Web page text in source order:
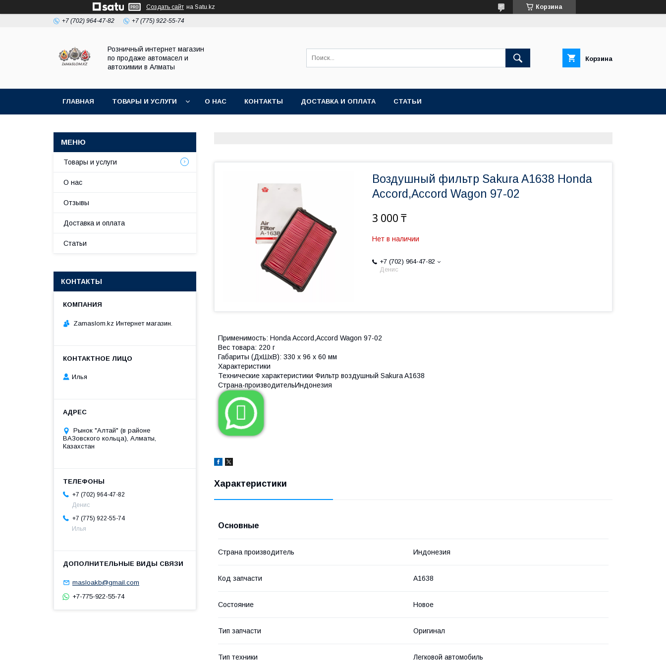
Создать сайт на Satu.kz Корзина
+7 (702) 964-47-82 +7 (775) 922-55-74
Розничный интернет магазин
по продаже автомасел и
автохимии в Алматы
Корзина
ГЛАВНАЯ ТОВАРЫ И УСЛУГИ О НАС КОНТАКТЫ ДОСТАВКА И ОПЛАТА СТАТЬИ
Воздушный фильтр Sakura A1638 Honda
Accord,Accord Wagon 97-02
3 000 ₸
Нет в наличии
+7 (702) 964-47-82
Денис
Применимость: Honda Accord,Accord Wagon 97-02
Вес товара: 220 г
Габариты (ДxШxВ): 330 x 96 x 60 мм
Характеристики
Технические характеристики Фильтр воздушный Sakura A1638
Страна-производительИндонезия

Характеристики
Основные
Страна производитель Индонезия
Код запчасти A1638
Состояние Новое
Тип запчасти Оригинал
Тип техники Легковой автомобиль
Товары и услуги
О нас
Отзывы
Доставка и оплата
Статьи
КОНТАКТЫ
Zamaslom.kz Интернет магазин.
Илья
Рынок "Алтай" (в районе
ВАЗовского кольца), Алматы,
Казахстан
+7 (702) 964-47-82
Денис
+7 (775) 922-55-74
Илья
masloakb@gmail.com
+7-775-922-55-74